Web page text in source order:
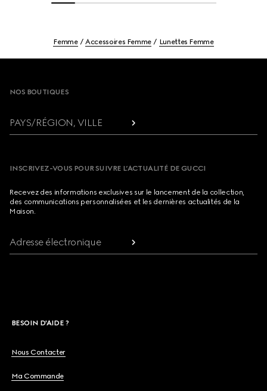
Femme Accessoires Femme Lunettes Femme
NOS BOUTIQUES
PAYS/RÉGION, VILLE
INSCRIVEZ-VOUS POUR SUIVRE L’ACTUALITÉ DE GUCCI
Recevez des informations exclusives sur le lancement de la collection,
des communications personnalisées et les dernières actualités de la
Maison.
Adresse électronique
BESOIN D'AIDE ?
Nous Contacter
Ma Commande